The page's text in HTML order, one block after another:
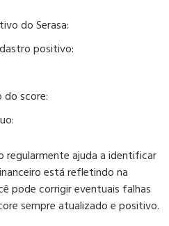
do Serasa:
positivo:
do score:
ajuda a identificar
está refletindo na
pode corrigir eventuais falhas
sempre atualizado e positivo.